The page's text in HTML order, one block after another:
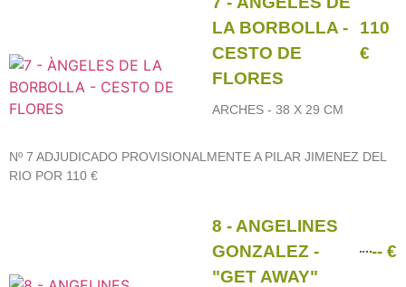
LA BORBOLLA -
CESTO DE
FLORES
110
€
ARCHES - 38 X 29 CM
Nº 7 ADJUDICADO PROVISIONALMENTE A PILAR JIMENEZ DEL
RIO POR 110 €
8 - ANGELINES
GONZALEZ -
"GET AWAY"
-- €